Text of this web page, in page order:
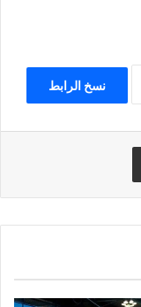
نسخ الرابط
مشاركة عبر البريد